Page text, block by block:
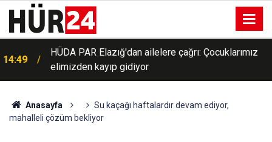
14:49
HÜDA PAR Elazığ'dan ailelere çağrı: Çocuklarımız
elimizden kayıp gidiyor
Anasayfa
Su kaçağı haftalardır devam ediyor,
mahalleli çözüm bekliyor